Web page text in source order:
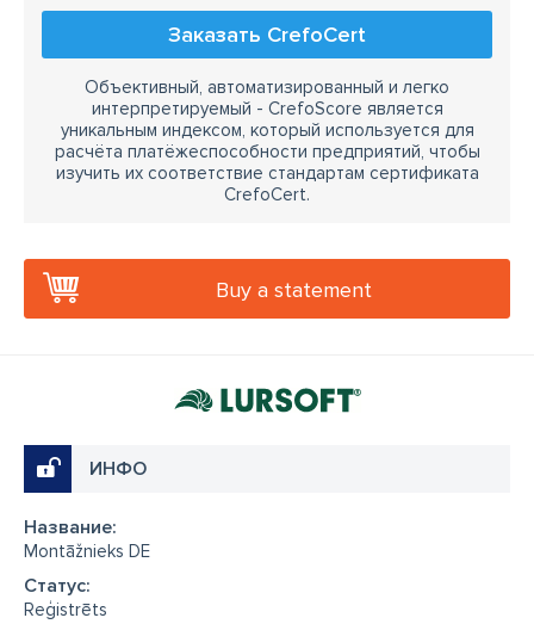
Заказать CrefoCert
Объективный, автоматизированный и легко
интерпретируемый - CrefoScore является
уникальным индексом, который используется для
расчёта платёжеспособности предприятий, чтобы
изучить их соответствие стандартам сертификата
CrefoCert.
Buy a statement
ИНФО
Название:
Montāžnieks DE
Cтатус:
Reģistrēts